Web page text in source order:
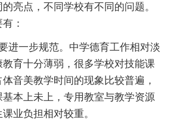
点，不同学校有不同的问题。
：
一步规范。中学德育工作相对淡
育十分薄弱，很多学校对技能课
音美教学时间的现象比较普遍，
本上未上，专用教室与教学资源
业负担相对较重。